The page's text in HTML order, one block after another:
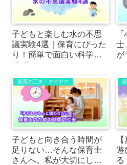
子どもと楽しむ水の不思
議実験4選｜保育にぴった
り！簡単で面白い科学あ
そび
士
が
保育の工夫・アイデア
子どもと向き合う時間が
足りない…そんな保育士
さんへ。私が大切にして
遊
る